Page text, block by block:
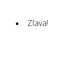
Zľava!